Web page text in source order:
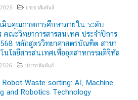
ประชาสัมพันธ์
มินคุณภาพการศึกษาภายใน ระดับ
คณะวิทยาการสารสนเทศ ประจำปีการ
หลักสูตรวิทยาศาสตรบัณฑิต สาขา
นโลยีสารสนเทศเพื่ออุตสาหกรรมดิจิทัล
ประชาสัมพันธ์
Robot Waste sorting: AI, Machine
and Robotics Technology